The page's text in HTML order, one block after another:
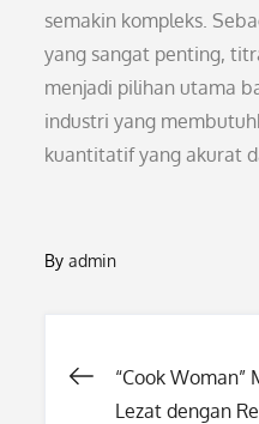
semakin kompleks.
yang sangat penting,
menjadi pilihan utama
industri yang
kuantitatif yang akurat
Byadmin
Post
“Cook
Lezat dengan